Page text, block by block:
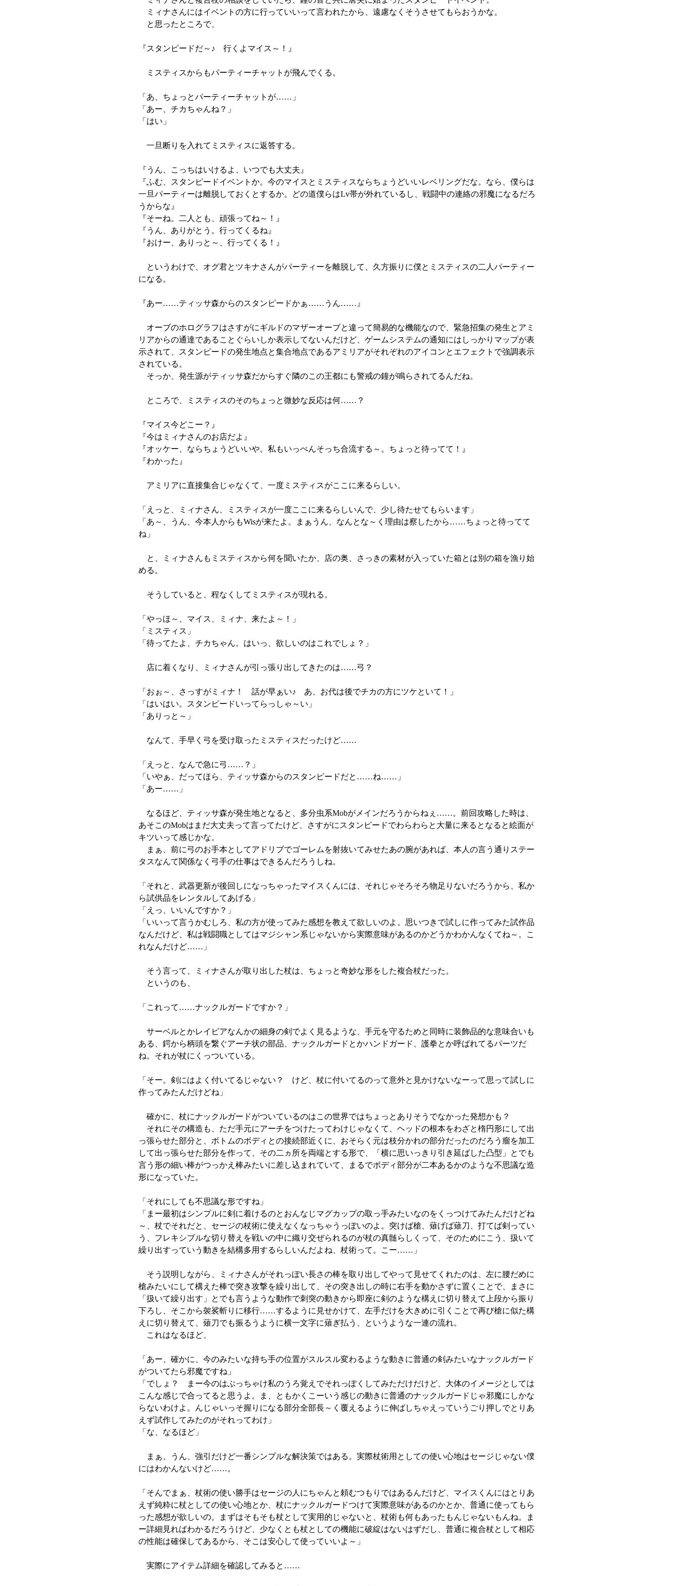
ミィナさんにはイベントの方に行っていいって言われたから、遠慮なくそうさせてもらおうかな。
と思ったところで、
『スタンピードだ～♪ 行くよマイス～！』
ミスティスからもパーティーチャットが飛んでくる。
「あ、ちょっとパーティーチャットが……」
「あー、チカちゃんね？」
「はい」
一旦断りを入れてミスティスに返答する。
『うん、こっちはいけるよ、いつでも大丈夫』
『ふむ、スタンピードイベントか。今のマイスとミスティスならちょうどいいレベリングだな。なら、僕らは
一旦パーティーは離脱しておくとするか。どの道僕らはLv帯が外れているし、戦闘中の連絡の邪魔になるだろ
うからな』
『そーね。二人とも、頑張ってね～！』
『うん、ありがとう。行ってくるね』
『おけー、ありっと～、行ってくる！』
というわけで、オグ君とツキナさんがパーティーを離脱して、久方振りに僕とミスティスの二人パーティー
になる。
『あー……ティッサ森からのスタンピードかぁ……うん……』
オーブのホログラフはさすがにギルドのマザーオーブと違って簡易的な機能なので、緊急招集の発生とアミ
リアからの通達であることぐらいしか表示してないんだけど、ゲームシステムの通知にはしっかりマップが表
示されて、スタンピードの発生地点と集合地点であるアミリアがそれぞれのアイコンとエフェクトで強調表示
されている。
そっか、発生源がティッサ森だからすぐ隣のこの王都にも警戒の鐘が鳴らされてるんだね。
ところで、ミスティスのそのちょっと微妙な反応は何……？
『マイス今どこー？』
『今はミィナさんのお店だよ』
『オッケー、ならちょうどいいや。私もいっぺんそっち合流する～。ちょっと待ってて！』
『わかった』
アミリアに直接集合じゃなくて、一度ミスティスがここに来るらしい。
「えっと、ミィナさん、ミスティスが一度ここに来るらしいんで、少し待たせてもらいます」
「あ～、うん、今本人からもWisが来たよ。まぁうん、なんとな～く理由は察したから……ちょっと待ってて
ね」
と、ミィナさんもミスティスから何を聞いたか、店の奥、さっきの素材が入っていた箱とは別の箱を漁り始
める。
そうしていると、程なくしてミスティスが現れる。
「やっほ～、マイス、ミィナ、来たよ～！」
「ミスティス」
「待ってたよ、チカちゃん。はいっ、欲しいのはこれでしょ？」
店に着くなり、ミィナさんが引っ張り出してきたのは……弓？
「おぉ～、さっすがミィナ！ 話が早ぁい♪ あ、お代は後でチカの方にツケといて！」
「はいはい。スタンピードいってらっしゃ～い」
「ありっと～」
なんて、手早く弓を受け取ったミスティスだったけど……
「えっと、なんで急に弓……？」
「いやぁ、だってほら、ティッサ森からのスタンピードだと……ね……」
「あー……」
なるほど、ティッサ森が発生地となると、多分虫系Mobがメインだろうからねぇ……。前回攻略した時は、
あそこのMobはまだ大丈夫って言ってたけど、さすがにスタンピードでわらわらと大量に来るとなると絵面が
キツいって感じかな。
まぁ、前に弓のお手本としてアドリブでゴーレムを射抜いてみせたあの腕があれば、本人の言う通りステー
タスなんて関係なく弓手の仕事はできるんだろうしね。
「それと、武器更新が後回しになっちゃったマイスくんには、それじゃそろそろ物足りないだろうから、私か
ら試供品をレンタルしてあげる」
「えっ、いいんですか？」
「いいって言うかむしろ、私の方が使ってみた感想を教えて欲しいのよ。思いつきで試しに作ってみた試作品
なんだけど、私は戦闘職としてはマジシャン系じゃないから実際意味があるのかどうかわかんなくてね～。こ
れなんだけど……」
そう言って、ミィナさんが取り出した杖は、ちょっと奇妙な形をした複合杖だった。
というのも、
「これって……ナックルガードですか？」
サーベルとかレイピアなんかの細身の剣でよく見るような、手元を守るためと同時に装飾品的な意味合いも
ある、鍔から柄頭を繋ぐアーチ状の部品、ナックルガードとかハンドガード、護拳とか呼ばれてるパーツだ
ね。それが杖にくっついている。
「そー。剣にはよく付いてるじゃない？ けど、杖に付いてるのって意外と見かけないなーって思って試しに
作ってみたんだけどね」
確かに、杖にナックルガードがついているのはこの世界ではちょっとありそうでなかった発想かも？
それにその構造も、ただ手元にアーチをつけたってわけじゃなくて、ヘッドの根本をわざと楕円形にして出
っ張らせた部分と、ボトムのボディとの接続部近くに、おそらく元は枝分かれの部分だったのだろう瘤を加工
して出っ張らせた部分を作って、その二ヵ所を両端とする形で、「横に思いっきり引き延ばした凸型」とでも
言う形の細い棒がつっかえ棒みたいに差し込まれていて、まるでボディ部分が二本あるかのような不思議な造
形になっていた。
「それにしても不思議な形ですね」
「まー最初はシンプルに剣に着けるのとおんなじマグカップの取っ手みたいなのをくっつけてみたんだけどね
～、杖でそれだと、セージの杖術に使えなくなっちゃうっぽいのよ。突けば槍、薙げば薙刀、打てば剣ってい
う、フレキシブルな切り替えを戦いの中に織り交ぜられるのが杖の真髄らしくって、そのためにこう、扱いて
繰り出すっていう動きを結構多用するらしいんだよね、杖術って。こー……」
そう説明しながら、ミィナさんがそれっぽい長さの棒を取り出してやって見せてくれたのは、左に腰だめに
槍みたいにして構えた棒で突き攻撃を繰り出して、その突き出しの時に右手を動かさずに置くことで、まさに
「扱いて繰り出す」とでも言うような動作で刺突の動きから即座に剣のような構えに切り替えて上段から振り
下ろし、そこから袈裟斬りに移行……するように見せかけて、左手だけを大きめに引くことで再び槍に似た構
えに切り替えて、薙刀でも振るうように横一文字に薙ぎ払う、というような一連の流れ。
これはなるほど、
「あー、確かに、今のみたいな持ち手の位置がスルスル変わるような動きに普通の剣みたいなナックルガード
がついてたら邪魔ですね」
「でしょ？ まー今のはぶっちゃけ私のうろ覚えでそれっぽくしてみただけだけど、大体のイメージとしては
こんな感じで合ってると思うよ。ま、ともかくこーいう感じの動きに普通のナックルガードじゃ邪魔にしかな
らないわけよ。んじゃいっそ握りになる部分全部長～く覆えるように伸ばしちゃえっていうごり押しでとりあ
えず試作してみたのがそれってわけ」
「な、なるほど」
まぁ、うん、強引だけど一番シンプルな解決策ではある。実際杖術用としての使い心地はセージじゃない僕
にはわかんないけど……。
「そんでまぁ、杖術の使い勝手はセージの人にちゃんと頼むつもりではあるんだけど、マイスくんにはとりあ
えず純粋に杖としての使い心地とか、杖にナックルガードつけて実際意味があるのかとか、普通に使ってもら
った感想が欲しいの。まずはそもそも杖として実用的じゃないと、杖術も何もあったもんじゃないもんね。ま
ー詳細見ればわかるだろうけど、少なくとも杖としての機能に破綻はないはずだし、普通に複合杖として相応
の性能は確保してあるから、そこは安心して使っていいよ～」
実際にアイテム詳細を確認してみると……